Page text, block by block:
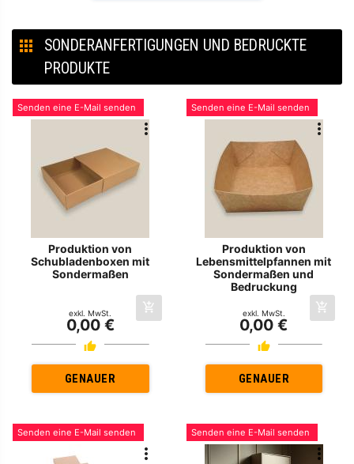
SONDERANFERTIGUNGEN UND BEDRUCKTE
PRODUKTE
Senden eine E-Mail senden
Produktion von
Schubladenboxen mit
Sondermaßen
exkl. MwSt.
0,00 €
GENAUER
Senden eine E-Mail senden
Produktion von
Lebensmittelpfannen mit
Sondermaßen und
Bedruckung
exkl. MwSt.
0,00 €
GENAUER
Senden eine E-Mail senden Senden eine E-Mail senden